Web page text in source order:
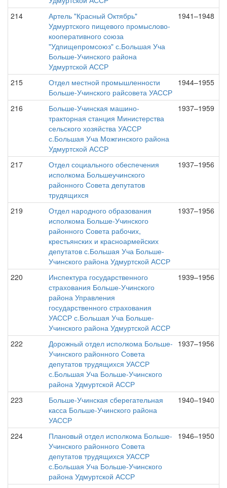
214
Артель "Красный Октябрь"
Удмуртского пищевого промыслово-
кооперативного союза
"Удпищепромсоюз" с.Большая Уча
Больше-Учинского района
Удмуртской АССР
1941–1948
215
Отдел местной промышленности
Больше-Учинского райсовета УАССР
1944–1955
216
Больше-Учинская машино-
тракторная станция Министерства
сельского хозяйства УАССР
с.Большая Уча Можгинского района
Удмуртской АССР
1937–1959
217
Отдел социального обеспечения
исполкома Большеучинского
районного Совета депутатов
трудящихся
1937–1956
219
Отдел народного образования
исполкома Больше-Учинского
районного Совета рабочих,
крестьянских и красноармейских
депутатов с.Большая Уча Больше-
Учинского района Удмуртской АССР
1937–1956
220
Инспектура государственного
страхования Больше-Учинского
района Управления
государственного страхования
УАССР с.Большая Уча Больше-
Учинского района Удмуртской АССР
1939–1956
222
Дорожный отдел исполкома Больше-
Учинского районного Совета
депутатов трудящихся УАССР
с.Большая Уча Больше-Учинского
района Удмуртской АССР
1937–1956
223
Больше-Учинская сберегательная
касса Больше-Учинского района
УАССР
1940–1940
224
Плановый отдел исполкома Больше-
Учинского районного Совета
депутатов трудящихся УАССР
с.Большая Уча Больше-Учинского
района Удмуртской АССР
1946–1950